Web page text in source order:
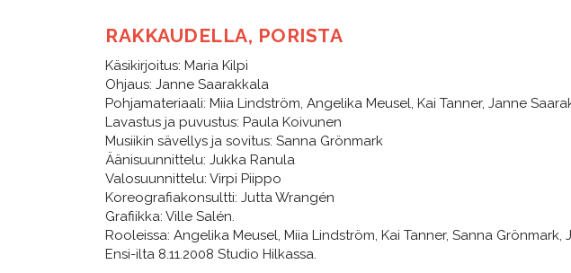
RAKKAUDELLA, PORISTA
Käsikirjoitus: Maria Kilpi
Ohjaus: Janne Saarakkala
Pohjamateriaali: Miia Lindström, Angelika Meusel, Kai Tanner, Janne
Lavastus ja puvustus: Paula Koivunen
Musiikin sävellys ja sovitus: Sanna Grönmark
Äänisuunnittelu: Jukka Ranula
Valosuunnittelu: Virpi Piippo
Koreografiakonsultti: Jutta Wrangén
Grafiikka: Ville Salén.
Rooleissa: Angelika Meusel, Miia Lindström, Kai Tanner, Sanna Grönmark,
Ensi-ilta 8.11.2008 Studio Hilkassa.